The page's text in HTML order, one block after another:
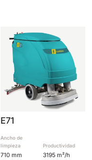
E71
Ancho de
limpieza
710 mm
Productividad
3195 m²/h